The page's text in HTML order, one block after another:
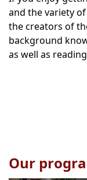
and the variety
the creators of
background
as well as
Our